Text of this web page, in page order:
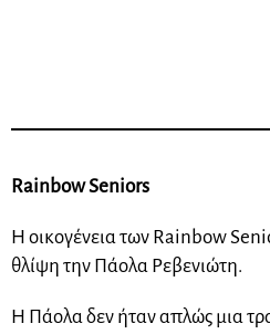
Rainbow Seniors
Η οικογένεια των Rainbow
θλίψη την Πάολα Ρεβενιώτη.
Η Πάολα δεν ήταν απλώς μια